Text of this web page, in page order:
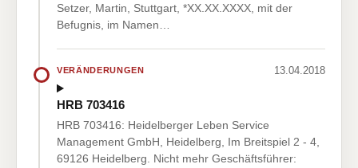
Setzer, Martin, Stuttgart, *XX.XX.XXXX, mit der
Befugnis, im Namen…
VERÄNDERUNGEN 13.04.2018
HRB 703416
HRB 703416: Heidelberger Leben Service
Management GmbH, Heidelberg, Im Breitspiel 2 - 4,
69126 Heidelberg. Nicht mehr Geschäftsführer: